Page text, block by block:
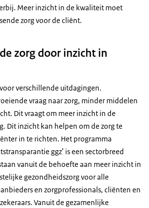
Meer inzicht in de kwaliteit moet
zorg voor de cliënt.
zorg door inzicht in
verschillende uitdagingen.
vraag naar zorg, minder middelen
Dit vraagt om meer inzicht in de
Dit inzicht kan helpen om de zorg te
in te richten. Het programma
ggz’ is een sectorbreed
vanuit de behoefte aan meer inzicht in
gezondheidszorg voor alle
en zorgprofessionals, cliënten en
Vanuit de gezamenlijke